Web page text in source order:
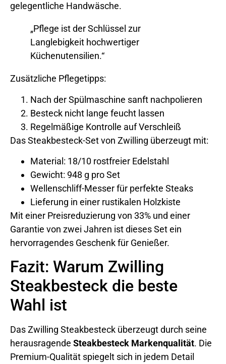
gelegentliche Handwäsche.
„Pflege ist der Schlüssel zur
Langlebigkeit hochwertiger
Küchenutensilien.“
Zusätzliche Pflegetipps:
Nach der Spülmaschine sanft nachpolieren
Besteck nicht lange feucht lassen
Regelmäßige Kontrolle auf Verschleiß
Das Steakbesteck-Set von Zwilling überzeugt mit:
Material: 18/10 rostfreier Edelstahl
Gewicht: 948 g pro Set
Wellenschliff-Messer für perfekte Steaks
Lieferung in einer rustikalen Holzkiste
Mit einer Preisreduzierung von 33% und einer
Garantie von zwei Jahren ist dieses Set ein
hervorragendes Geschenk für Genießer.
Fazit: Warum Zwilling
Steakbesteck die beste
Wahl ist
Das Zwilling Steakbesteck überzeugt durch seine
herausragende Steakbesteck Markenqualität. Die
Premium-Qualität spiegelt sich in jedem Detail